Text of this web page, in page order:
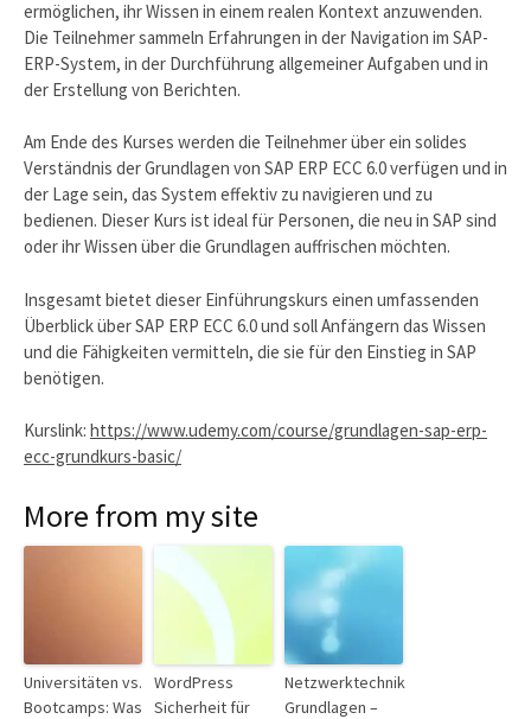
ermöglichen, ihr Wissen in einem realen Kontext anzuwenden.
Die Teilnehmer sammeln Erfahrungen in der Navigation im SAP-
ERP-System, in der Durchführung allgemeiner Aufgaben und in
der Erstellung von Berichten.
Am Ende des Kurses werden die Teilnehmer über ein solides
Verständnis der Grundlagen von SAP ERP ECC 6.0 verfügen und in
der Lage sein, das System effektiv zu navigieren und zu
bedienen. Dieser Kurs ist ideal für Personen, die neu in SAP sind
oder ihr Wissen über die Grundlagen auffrischen möchten.
Insgesamt bietet dieser Einführungskurs einen umfassenden
Überblick über SAP ERP ECC 6.0 und soll Anfängern das Wissen
und die Fähigkeiten vermitteln, die sie für den Einstieg in SAP
benötigen.
Kurslink: https://www.udemy.com/course/grundlagen-sap-erp-
ecc-grundkurs-basic/
More from my site
Universitäten vs.
Bootcamps: Was
WordPress
Sicherheit für
Netzwerktechnik
Grundlagen –